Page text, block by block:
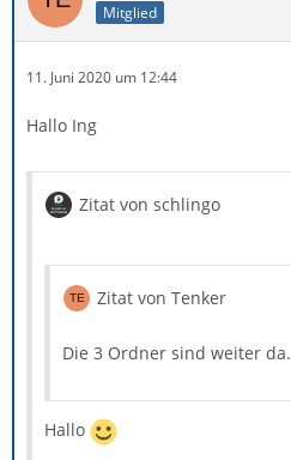
Mitglied
11. Juni 2020 um 12:44
Hallo Ing
Zitat von schlingo
Zitat von Tenker
Die 3 Ordner sind weiter da.
Hallo